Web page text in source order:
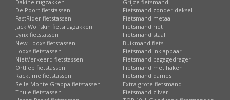
Dakine rugzakken
De Poort fietstassen
FastRider fietstassen
Jack Wolfskin fietsrugzakken
Lynx fietstassen
New Looxs fietstassen
Looxs fietstassen
NietVerkeerd fietstassen
Ortlieb fietstassen
Racktime fietstassen
Selle Monte Grappa fietstassen
Thule fietstassen
Grijze fietsmand
Fietsmand zonder deksel
Fietsmand metaal
Fietsmand riet
Fietsmand staal
Buikmand fiets
Fietsmand inklapbaar
Fietsmand bagagedrager
Fietsmand met haken
Fietsmand dames
Extra grote fietsmand
Fietsmand zilver